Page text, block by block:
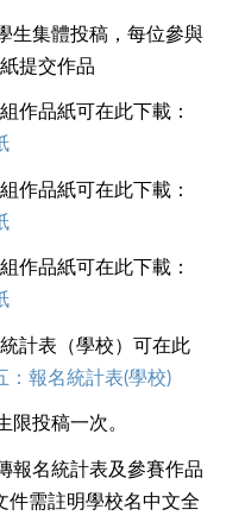
生集體投稿，每位參與
提交作品
作品紙可在此下載：
作品紙可在此下載：
作品紙可在此下載：
計表（學校）可在此
：報名統計表(學校)
限投稿一次。
報名統計表及參賽作品
件需註明學校名中文全